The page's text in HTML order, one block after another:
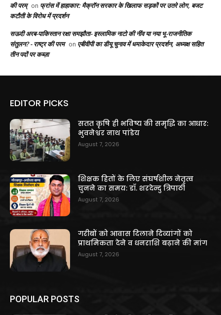
की परम् on फ्रांस में हाहाकार: मैक्रॉन सरकार के खिलाफ सड़कों पर उतरे लोग, बजट
कटौती के विरोध में प्रदर्शन
सऊदी अरब-पाकिस्तान रक्षा समझौता- इस्लामिक नाटो की नींव या नया भू-राजनीतिक
संतुलन? - राष्ट्र की परम on एबीवीपी का डीयू चुनाव में धमाकेदार प्रदर्शन, अध्यक्ष सहित
तीन पदों पर कब्ज़ा
EDITOR PICKS
सतत कृषि ही भविष्य की समृद्धि का आधार:
भुवनेश्वर नाथ पांडेय
August 7, 2026
शिक्षक हितों के लिए संघर्षशील नेतृत्व
चुनने का समय: डॉ. शरदेन्दु त्रिपाठी
August 7, 2026
गरीबों को आवास दिलाने दिव्यांगों को
प्राथमिकता देने व धनराशि बढ़ाने की मांग
August 7, 2026
POPULAR POSTS